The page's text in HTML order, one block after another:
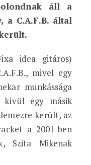
áll a
a C.A.F.B. által
idea gitáros)
mivel egy
munkássága
kívül egy másik
került, az
a 2001-ben
Szita Mikenak